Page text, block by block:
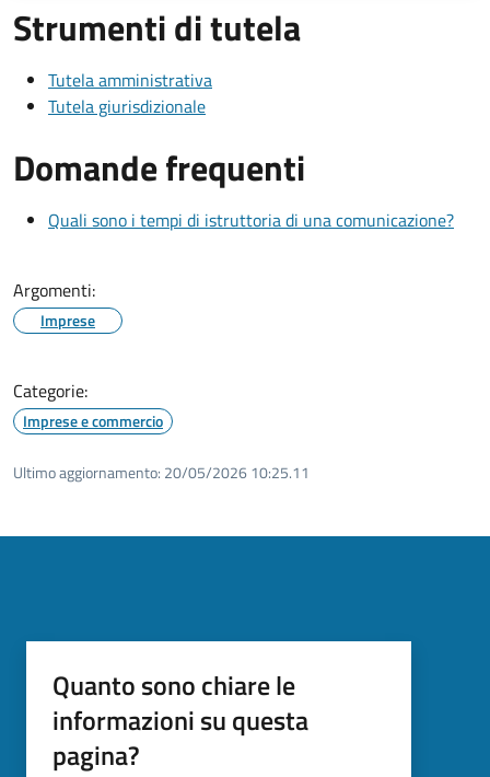
Strumenti di tutela
Tutela amministrativa
Tutela giurisdizionale
Domande frequenti
Quali sono i tempi di istruttoria di una comunicazione?
Argomenti:
Imprese
Categorie:
Imprese e commercio
Ultimo aggiornamento: 20/05/2026 10:25.11
Quanto sono chiare le
informazioni su questa
pagina?